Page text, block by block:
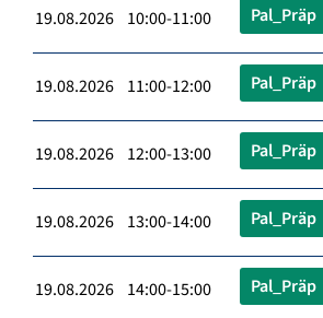
19.08.2026 10:00-11:00 Pal_Präp
19.08.2026 11:00-12:00 Pal_Präp
19.08.2026 12:00-13:00 Pal_Präp
19.08.2026 13:00-14:00 Pal_Präp
19.08.2026 14:00-15:00 Pal_Präp